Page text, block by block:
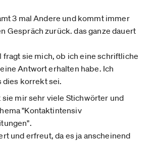
3 mal Andere und kommt immer
Gespräch zurück. das ganze dauert
fragt sie mich, ob ich eine schriftliche
Antwort erhalten habe. Ich
dies korrekt sei.
sie mir sehr viele Stichwörter und
"Kontaktintensiv
und erfreut, da es ja anscheinend